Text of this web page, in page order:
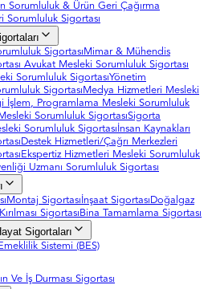
Sorumluluk & Ürün Geri Çağırma
Sorumluluk Sigortası
Sigortası Mimar & Mühendis
Avukat Mesleki Sorumluluk Sigortası
Sorumluluk SigortasıYönetim
Sigortası Medya Hizmetleri Mesleki
İşlem, Programlama Mesleki Sorumluluk
Sorumluluk SigortasıSigorta
Sorumluluk Sigortası İnsan Kaynakları
Destek Hizmetleri/Çağrı Merkezleri
Ekspertiz Hizmetleri Mesleki Sorumluluk
Uzmanı Sorumluluk Sigortası
Montaj Sigortası İnşaat Sigortası Doğalgaz
Sigortası Bina Tamamlama Sigortası
Sigortaları
Sistemi (BES)
Ve İş Durması Sigortası